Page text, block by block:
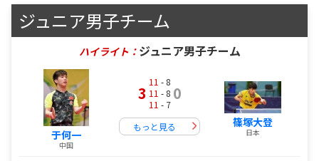
ジュニア男子チーム
ハイライト： ジュニア男子チーム
于何一
中国
3
11 - 8
11 - 8
11 - 7
0
もっと見る 篠塚大登
日本